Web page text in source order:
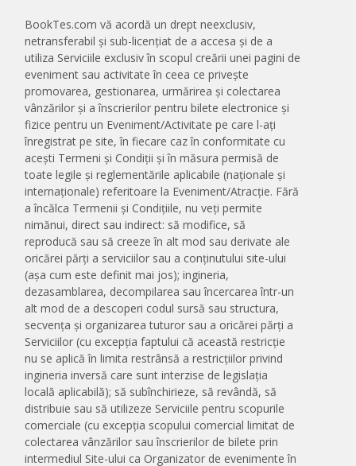
BookTes.com vă acordă un drept neexclusiv,
netransferabil și sub-licențiat de a accesa și de a
utiliza Serviciile exclusiv în scopul creării unei pagini de
eveniment sau activitate în ceea ce privește
promovarea, gestionarea, urmărirea și colectarea
vânzărilor și a înscrierilor pentru bilete electronice și
fizice pentru un Eveniment/Activitate pe care l-ați
înregistrat pe site, în fiecare caz în conformitate cu
acești Termeni și Condiții și în măsura permisă de
toate legile și reglementările aplicabile (naționale și
internaționale) referitoare la Eveniment/Atracție. Fără
a încălca Termenii și Condițiile, nu veți permite
nimănui, direct sau indirect: să modifice, să
reproducă sau să creeze în alt mod sau derivate ale
oricărei părți a serviciilor sau a conținutului site-ului
(așa cum este definit mai jos); ingineria,
dezasamblarea, decompilarea sau încercarea într-un
alt mod de a descoperi codul sursă sau structura,
secvența și organizarea tuturor sau a oricărei părți a
Serviciilor (cu excepția faptului că această restricție
nu se aplică în limita restrânsă a restricțiilor privind
ingineria inversă care sunt interzise de legislația
locală aplicabilă); să subînchirieze, să revândă, să
distribuie sau să utilizeze Serviciile pentru scopurile
comerciale (cu excepția scopului comercial limitat de
colectarea vânzărilor sau înscrierilor de bilete prin
intermediul Site-ului ca Organizator de evenimente în